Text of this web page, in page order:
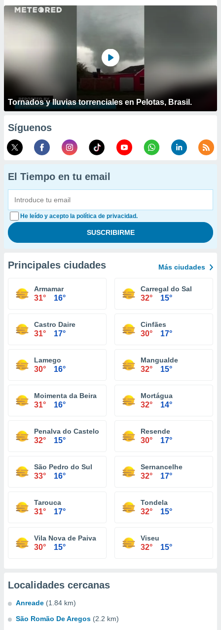
Tornados y lluvias torrenciales en Pelotas, Brasil.
Síguenos
El Tiempo en tu email
He leído y acepto la política de privacidad.
Principales ciudades Más ciudades
Armamar
31° 16°
Carregal do Sal
32° 15°
Castro Daire
31° 17°
Cinfães
30° 17°
Lamego
30° 16°
Mangualde
32° 15°
Moimenta da Beira
31° 16°
Mortágua
32° 14°
Penalva do Castelo
32° 15°
Resende
30° 17°
São Pedro do Sul
33° 16°
Sernancelhe
32° 17°
Tarouca
31° 17°
Tondela
32° 15°
Vila Nova de Paiva
30° 15°
Viseu
32° 15°
Localidades cercanas
Anreade (1.84 km)
São Romão De Aregos (2.2 km)